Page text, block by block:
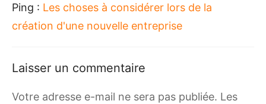
Ping : Les choses à considérer lors de la
création d'une nouvelle entreprise
Laisser un commentaire
Votre adresse e-mail ne sera pas publiée. Les